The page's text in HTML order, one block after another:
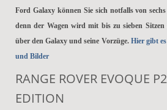
Ford Galaxy können Sie sich notfalls von
denn der Wagen wird mit bis zu sieben Sitzen
über den Galaxy und seine Vorzüge. Hier gibt
und Bilder
RANGE ROVER EVOQUE
EDITION